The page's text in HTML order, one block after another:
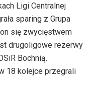
Ligi Centralnej
sparing z Grupa
się zwycięstwem
drugoligowe rezerwy
Bochnią.
18 kolejce przegrali